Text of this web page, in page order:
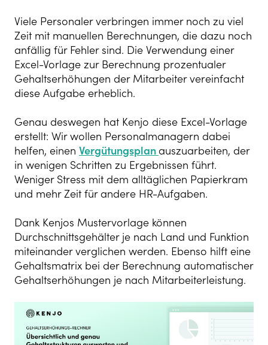
Viele Personaler verbringen immer noch zu viel
Zeit mit manuellen Berechnungen, die dazu noch
anfällig für Fehler sind. Die Verwendung einer
Excel-Vorlage zur Berechnung prozentualer
Gehaltserhöhungen der Mitarbeiter vereinfacht
diese Aufgabe erheblich.
Genau deswegen hat Kenjo diese Excel-Vorlage
erstellt: Wir wollen Personalmanagern dabei
helfen, einen Vergütungsplanauszuarbeiten, der
in wenigen Schritten zu Ergebnissen führt.
Weniger Stress mit dem alltäglichen Papierkram
und mehr Zeit für andere HR-Aufgaben.
Dank Kenjos Mustervorlage können
Durchschnittsgehälter je nach Land und Funktion
miteinander verglichen werden. Ebenso hilft eine
Gehaltsmatrix bei der Berechnung automatischer
Gehaltserhöhungen je nach Mitarbeiterleistung.